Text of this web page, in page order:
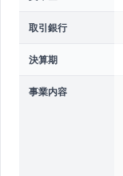
取引銀行
決算期
事業内容